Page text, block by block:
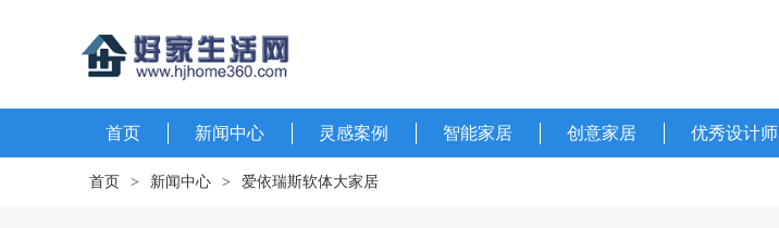
首页 新闻中心 灵感案例 智能家居 创意家居 优秀设计师
首页 > 新闻中心 > 爱依瑞斯软体大家居